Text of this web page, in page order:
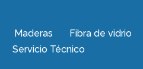
Maderas Fibra de vidrio
Servicio Técnico